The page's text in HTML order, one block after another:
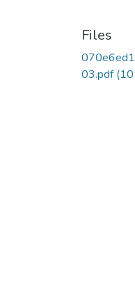
Files
03.pdf